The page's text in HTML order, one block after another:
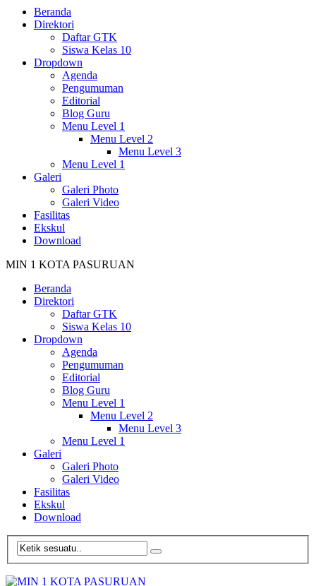
Beranda
Direktori
Daftar GTK
Siswa Kelas 10
Dropdown
Agenda
Pengumuman
Editorial
Blog Guru
Menu Level 1
Menu Level 2
Menu Level 3
Menu Level 1
Galeri
Galeri Photo
Galeri Video
Fasilitas
Ekskul
Download
MIN 1 KOTA PASURUAN
Beranda
Direktori
Daftar GTK
Siswa Kelas 10
Dropdown
Agenda
Pengumuman
Editorial
Blog Guru
Menu Level 1
Menu Level 2
Menu Level 3
Menu Level 1
Galeri
Galeri Photo
Galeri Video
Fasilitas
Ekskul
Download